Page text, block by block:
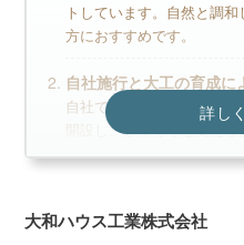
無料+3
【
カタログを詳し
トしています。自然と調
方におすすめです。
自社施行と大工の育成に
自社でも施工工事を行っ
開設し、家づくりを支え
り、施工技術の評判も高
られるので安心してマイホ
大和ハウス工業株式会社